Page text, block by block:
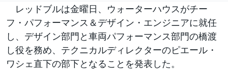
レッドブルは金曜日、ウォーターハウスがチー
フ・パフォーマンス＆デザイン・エンジニアに就任
し、デザイン部門と車両パフォーマンス部門の橋渡
し役を務め、テクニカルディレクターのピエール・
ワシェ直下の部下となることを発表した。